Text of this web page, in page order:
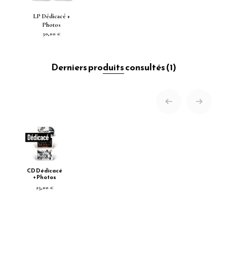
LP Dédicacé +
Photos
30,00 €
Derniers produits consultés(1)
CD Dédicacé
+ Photos
25,00 €